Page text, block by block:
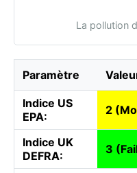
La pollution
Paramètre
Indice US
EPA:
2
Indice UK
DEFRA:
3